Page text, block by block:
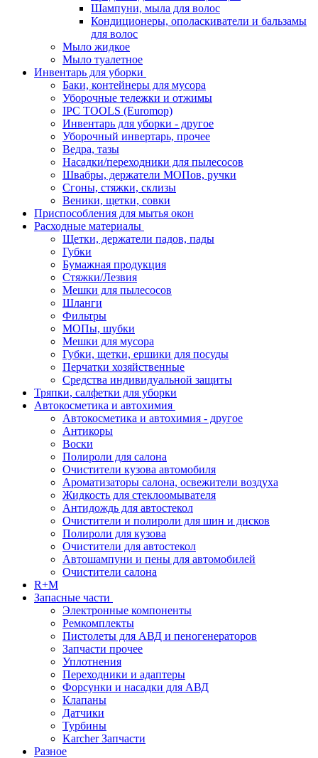
Шампуни, мыла для волос
Кондиционеры, ополаскиватели и бальзамы
для волос
Мыло жидкое
Мыло туалетное
Инвентарь для уборки
Баки, контейнеры для мусора
Уборочные тележки и отжимы
IPC TOOLS (Euromop)
Инвентарь для уборки - другое
Уборочный инвертарь, прочее
Ведра, тазы
Насадки/переходники для пылесосов
Швабры, держатели МОПов, ручки
Сгоны, стяжки, склизы
Веники, щетки, совки
Приспособления для мытья окон
Расходные материалы
Щетки, держатели падов, пады
Губки
Бумажная продукция
Стяжки/Лезвия
Мешки для пылесосов
Шланги
Фильтры
МОПы, шубки
Мешки для мусора
Губки, щетки, ершики для посуды
Перчатки хозяйственные
Средства индивидуальной защиты
Тряпки, салфетки для уборки
Автокосметика и автохимия
Автокосметика и автохимия - другое
Антикоры
Воски
Полироли для салона
Очистители кузова автомобиля
Ароматизаторы салона, освежители воздуха
Жидкость для стеклоомывателя
Антидождь для автостекол
Очистители и полироли для шин и дисков
Полироли для кузова
Очистители для автостекол
Автошампуни и пены для автомобилей
Очистители салона
R+M
Запасные части
Электронные компоненты
Ремкомплекты
Пистолеты для АВД и пеногенераторов
Запчасти прочее
Уплотнения
Переходники и адаптеры
Форсунки и насадки для АВД
Клапаны
Датчики
Турбины
Karcher Запчасти
Разное